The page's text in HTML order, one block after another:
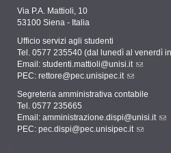
Via P.A. Mattioli, 10
53100 Siena - Italia
Ufficio servizi agli studenti
Tel. 0577 235540 (dal lunedì al venerdì
Email: studenti.mattioli@unisi.it
PEC: rettore@pec.unisipec.it
Segreteria amministrativa contabile
Tel. 0577 235665
Email: amministrazione.dispi@unisi.it
PEC: pec.dispi@pec.unisipec.it